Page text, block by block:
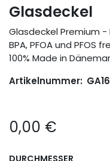
Glasdeckel
Glasdeckel Premium -
BPA, PFOA und
100% Made in
Artikelnummer:
0,00 €
DURCHMESSER